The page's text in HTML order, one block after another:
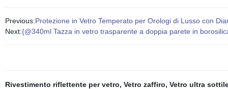
Previous:Protezione in Vetro Temperato per Orologi di Lusso con
Next:{@340ml Tazza in vetro trasparente a doppia parete in
Rivestimento riflettente per vetro, Vetro zaffiro, Vetro ultra